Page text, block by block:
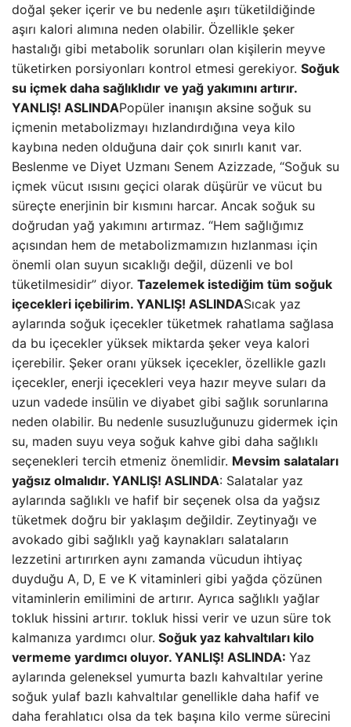
doğal şeker içerir ve bu nedenle aşırı tüketildiğinde
aşırı kalori alımına neden olabilir. Özellikle şeker
hastalığı gibi metabolik sorunları olan kişilerin meyve
tüketirken porsiyonları kontrol etmesi gerekiyor. Soğuk
su içmek daha sağlıklıdır ve yağ yakımını artırır.
YANLIŞ! ASLINDAPopüler inanışın aksine soğuk su
içmenin metabolizmayı hızlandırdığına veya kilo
kaybına neden olduğuna dair çok sınırlı kanıt var.
Beslenme ve Diyet Uzmanı Senem Azizzade, “Soğuk su
içmek vücut ısısını geçici olarak düşürür ve vücut bu
süreçte enerjinin bir kısmını harcar. Ancak soğuk su
doğrudan yağ yakımını artırmaz. “Hem sağlığımız
açısından hem de metabolizmamızın hızlanması için
önemli olan suyun sıcaklığı değil, düzenli ve bol
tüketilmesidir” diyor. Tazelemek istediğim tüm soğuk
içecekleri içebilirim. YANLIŞ! ASLINDASıcak yaz
aylarında soğuk içecekler tüketmek rahatlama sağlasa
da bu içecekler yüksek miktarda şeker veya kalori
içerebilir. Şeker oranı yüksek içecekler, özellikle gazlı
içecekler, enerji içecekleri veya hazır meyve suları da
uzun vadede insülin ve diyabet gibi sağlık sorunlarına
neden olabilir. Bu nedenle susuzluğunuzu gidermek için
su, maden suyu veya soğuk kahve gibi daha sağlıklı
seçenekleri tercih etmeniz önemlidir. Mevsim salataları
yağsız olmalıdır. YANLIŞ! ASLINDA: Salatalar yaz
aylarında sağlıklı ve hafif bir seçenek olsa da yağsız
tüketmek doğru bir yaklaşım değildir. Zeytinyağı ve
avokado gibi sağlıklı yağ kaynakları salataların
lezzetini artırırken aynı zamanda vücudun ihtiyaç
duyduğu A, D, E ve K vitaminleri gibi yağda çözünen
vitaminlerin emilimini de artırır. Ayrıca sağlıklı yağlar
tokluk hissini artırır. tokluk hissi verir ve uzun süre tok
kalmanıza yardımcı olur. Soğuk yaz kahvaltıları kilo
vermeme yardımcı oluyor. YANLIŞ! ASLINDA: Yaz
aylarında geleneksel yumurta bazlı kahvaltılar yerine
soğuk yulaf bazlı kahvaltılar genellikle daha hafif ve
daha ferahlatıcı olsa da tek başına kilo verme sürecini